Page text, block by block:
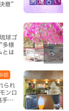
意”
球ゴ
多様
とは
られ
ンロ
手納
部